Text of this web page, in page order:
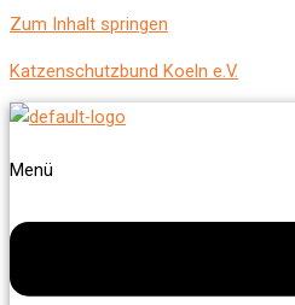
Zum Inhalt springen
Katzenschutzbund Koeln e.V.
Menü